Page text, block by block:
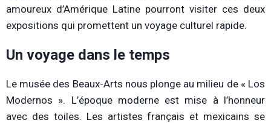
amoureux d’Amérique Latine pourront visiter ces deux
expositions qui promettent un voyage culturel rapide.
Un voyage dans le temps
Le musée des Beaux-Arts nous plonge au milieu de « Los
Modernos ». L’époque moderne est mise à l’honneur
avec des toiles. Les artistes français et mexicains se